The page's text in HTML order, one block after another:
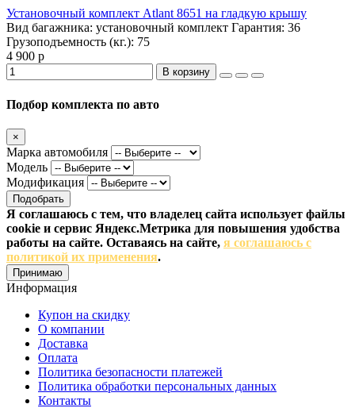
Установочный комплект Atlant 8651 на гладкую крышу
Вид багажника: установочный комплект Гарантия: 36
Грузоподъемность (кг.): 75
4 900 р
В корзину
Подбор комплекта по авто
×
Марка автомобиля
Модель
Модификация
Подобрать
Я соглашаюсь с тем, что владелец сайта использует файлы
cookie и сервис Яндекс.Метрика для повышения удобства
работы на сайте. Оставаясь на сайте, я соглашаюсь с
политикой их применения.
Принимаю
Информация
Купон на скидку
О компании
Доставка
Оплата
Политика безопасности платежей
Политика обработки персональных данных
Контакты